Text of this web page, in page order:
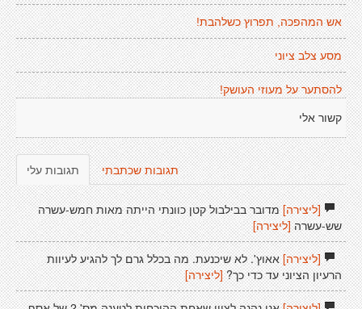
אש המהפכה, תפרוץ כשלהבת!
מסע צלב ציוני
להסתער על מעוזי העושק!
קשור אלי
תגובות עלי תגובות שכתבתי
[ליצירה]מדובר בבילבול קטן כוונתי הייתה מאות חמש-עשרה
שש-עשרה [ליצירה]
[ליצירה]אאוץ'. לא שיכנעת. מה בכלל גרם לך להגיע לעיוות
הרעיון הציוני עד כדי כך? [ליצירה]